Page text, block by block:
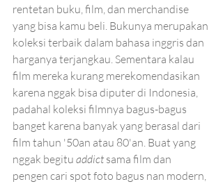
rentetan buku, film, dan merchandise
yang bisa kamu beli. Bukunya merupakan
koleksi terbaik dalam bahasa inggris dan
harganya terjangkau. Sementara kalau
film mereka kurang merekomendasikan
karena nggak bisa diputer di Indonesia,
padahal koleksi filmnya bagus-bagus
banget karena banyak yang berasal dari
film tahun '50an atau 80'an. Buat yang
nggak begitu addict sama film dan
pengen cari spot foto bagus nan modern,